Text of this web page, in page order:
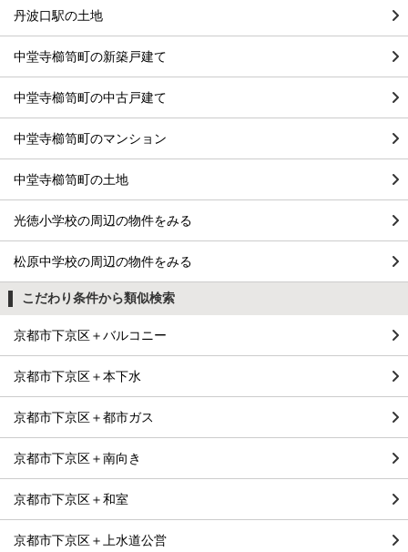
丹波口駅の土地
中堂寺櫛笥町の新築戸建て
中堂寺櫛笥町の中古戸建て
中堂寺櫛笥町のマンション
中堂寺櫛笥町の土地
光徳小学校の周辺の物件をみる
松原中学校の周辺の物件をみる
こだわり条件から類似検索
京都市下京区＋バルコニー
京都市下京区＋本下水
京都市下京区＋都市ガス
京都市下京区＋南向き
京都市下京区＋和室
京都市下京区＋上水道公営